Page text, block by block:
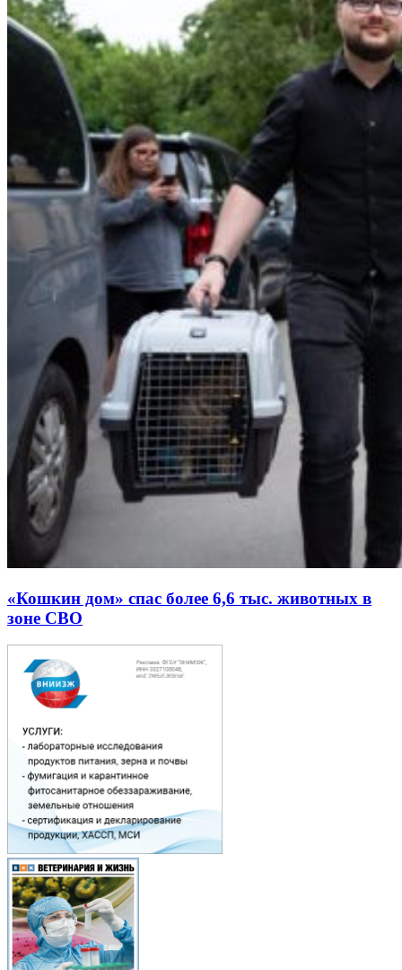
«Кошкин дом» спас более 6,6 тыс. животных в
зоне СВО